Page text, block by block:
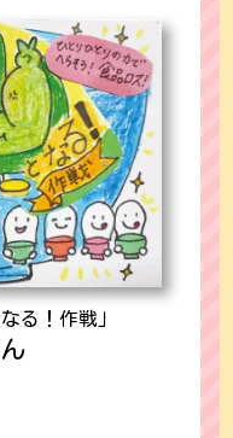
る！作戦」